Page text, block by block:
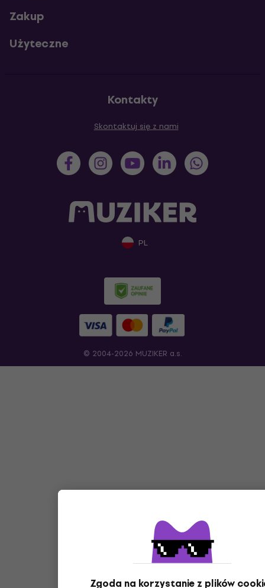
Zgoda na korzystanie z plików
Zakup
Użyteczne
Kontakty
Skontaktuj się z nami
PL
© 2004-2026 MUZIKER a.s.